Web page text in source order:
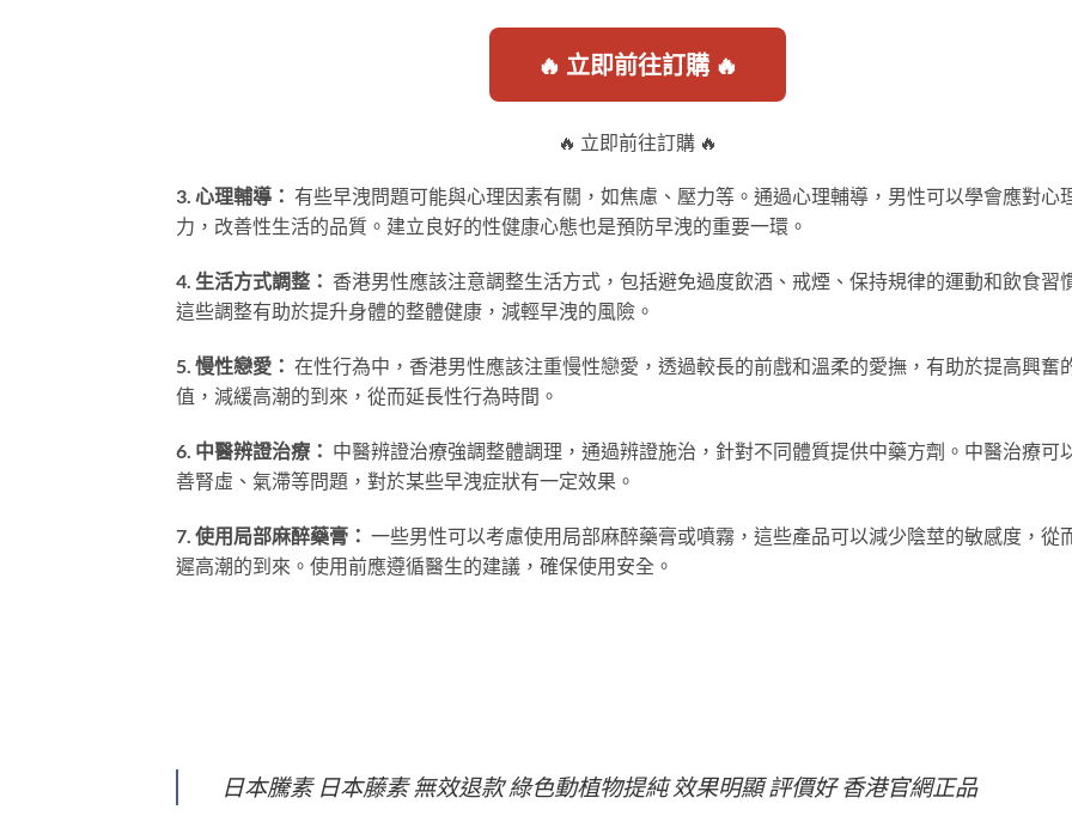
🔥 立即前往訂購 🔥
🔥 立即前往訂購 🔥
3. 心理輔導： 有些早洩問題可能與心理因素有關，如焦慮、壓力等。通過心理輔導，男性可以學會應對心
力，改善性生活的品質。建立良好的性健康心態也是預防早洩的重要一環。
4. 生活方式調整： 香港男性應該注意調整生活方式，包括避免過度飲酒、戒煙、保持規律的運動和飲食習
這些調整有助於提升身體的整體健康，減輕早洩的風險。
5. 慢性戀愛： 在性行為中，香港男性應該注重慢性戀愛，透過較長的前戲和溫柔的愛撫，有助於提高興奮
值，減緩高潮的到來，從而延長性行為時間。
6. 中醫辨證治療： 中醫辨證治療強調整體調理，通過辨證施治，針對不同體質提供中藥方劑。中醫治療可
善腎虛、氣滯等問題，對於某些早洩症狀有一定效果。
7. 使用局部麻醉藥膏： 一些男性可以考慮使用局部麻醉藥膏或噴霧，這些產品可以減少陰莖的敏感度，從
遲高潮的到來。使用前應遵循醫生的建議，確保使用安全。
日本騰素 日本藤素 無效退款 綠色動植物提純 效果明顯 評價好 香港官網正品